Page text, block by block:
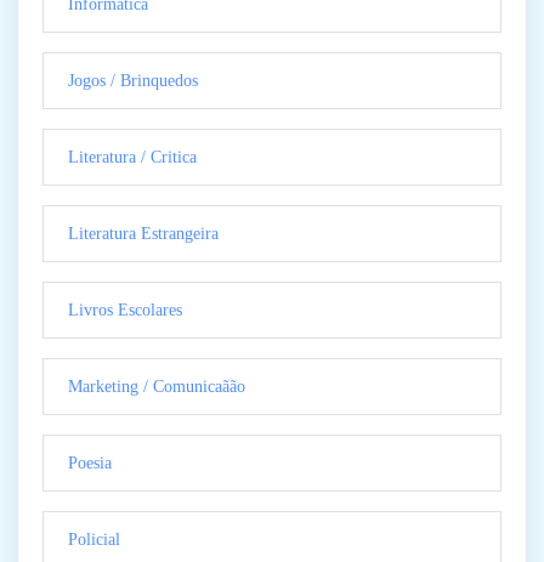
Informatica
Jogos / Brinquedos
Literatura / Critica
Literatura Estrangeira
Livros Escolares
Marketing / Comunicaãão
Poesia
Policial